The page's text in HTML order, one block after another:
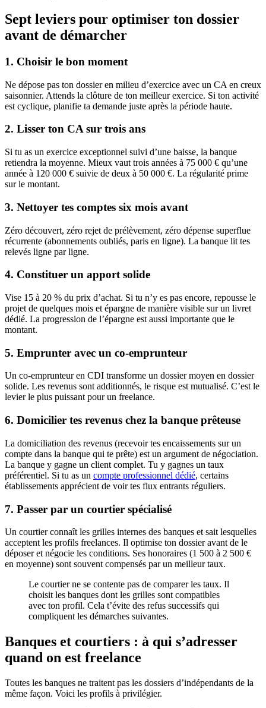
Sept leviers pour optimiser ton dossier
avant de démarcher
1. Choisir le bon moment
Ne dépose pas ton dossier en milieu d’exercice avec un CA en creux
saisonnier. Attends la clôture de ton meilleur exercice. Si ton activité
est cyclique, planifie ta demande juste après la période haute.
2. Lisser ton CA sur trois ans
Si tu as un exercice exceptionnel suivi d’une baisse, la banque
retiendra la moyenne. Mieux vaut trois années à 75 000 € qu’une
année à 120 000 € suivie de deux à 50 000 €. La régularité prime
sur le montant.
3. Nettoyer tes comptes six mois avant
Zéro découvert, zéro rejet de prélèvement, zéro dépense superflue
récurrente (abonnements oubliés, paris en ligne). La banque lit tes
relevés ligne par ligne.
4. Constituer un apport solide
Vise 15 à 20 % du prix d’achat. Si tu n’y es pas encore, repousse le
projet de quelques mois et épargne de manière visible sur un livret
dédié. La progression de l’épargne est aussi importante que le
montant.
5. Emprunter avec un co-emprunteur
Un co-emprunteur en CDI transforme un dossier moyen en dossier
solide. Les revenus sont additionnés, le risque est mutualisé. C’est le
levier le plus puissant pour un freelance.
6. Domicilier tes revenus chez la banque prêteuse
La domiciliation des revenus (recevoir tes encaissements sur un
compte dans la banque qui te prête) est un argument de négociation.
La banque y gagne un client complet. Tu y gagnes un taux
préférentiel. Si tu as un compte professionnel dédié, certains
établissements apprécient de voir tes flux entrants réguliers.
7. Passer par un courtier spécialisé
Un courtier connaît les grilles internes des banques et sait lesquelles
acceptent les profils freelances. Il optimise ton dossier avant de le
déposer et négocie les conditions. Ses honoraires (1 500 à 2 500 €
en moyenne) sont souvent compensés par un meilleur taux.
Le courtier ne se contente pas de comparer les taux. Il
choisit les banques dont les grilles sont compatibles
avec ton profil. Cela t’évite des refus successifs qui
compliquent les démarches suivantes.
Banques et courtiers : à qui s’adresser
quand on est freelance
Toutes les banques ne traitent pas les dossiers d’indépendants de la
même façon. Voici les profils à privilégier.